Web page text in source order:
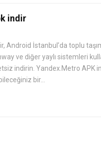
indir
UYGULAMALARI APK
Android İstanbul’da toplu
ve diğer yaylı sistemleri
indirin. Yandex.Metro APK
bir...